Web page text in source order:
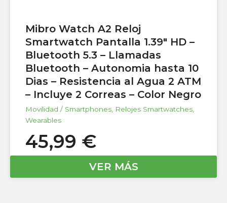
Mibro Watch A2 Reloj
Smartwatch Pantalla 1.39″ HD –
Bluetooth 5.3 – Llamadas
Bluetooth – Autonomia hasta 10
Dias – Resistencia al Agua 2 ATM
– Incluye 2 Correas – Color Negro
Movilidad / Smartphones Relojes Smartwatches
Wearables
45,99 €
VER MÁS